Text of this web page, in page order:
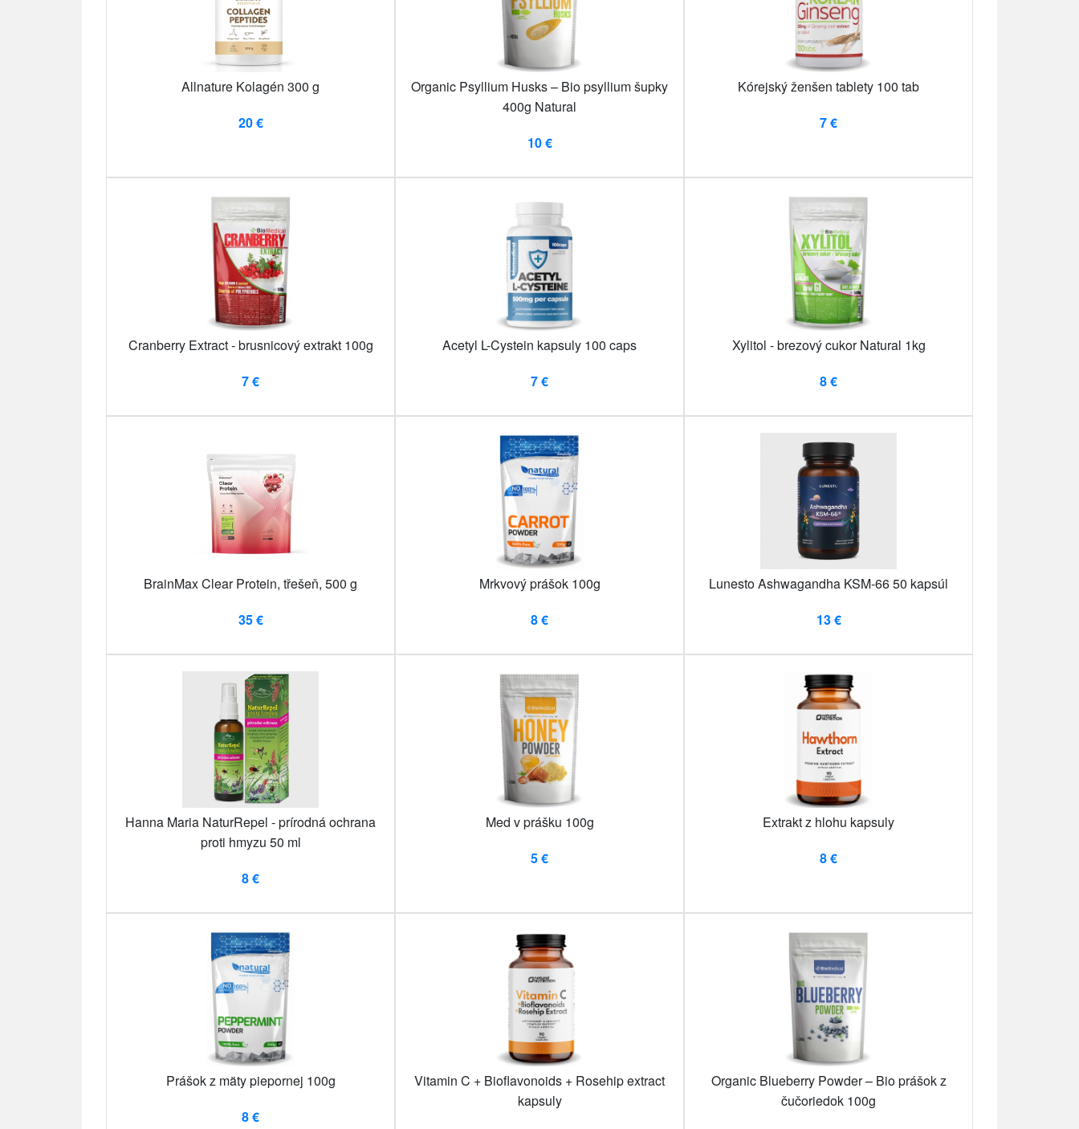
Allnature Kolagén 300 g
20 €
Organic Psyllium Husks – Bio psyllium šupky
400g Natural
10 €
Kórejský ženšen tablety 100 tab
7 €
Cranberry Extract - brusnicový extrakt 100g
7 €
Acetyl L-Cystein kapsuly 100 caps
7 €
Xylitol - brezový cukor Natural 1kg
8 €
BrainMax Clear Protein, třešeň, 500 g
35 €
Mrkvový prášok 100g
8 €
Lunesto Ashwagandha KSM-66 50 kapsúl
13 €
Hanna Maria NaturRepel - prírodná ochrana
proti hmyzu 50 ml
8 €
Med v prášku 100g
5 €
Extrakt z hlohu kapsuly
8 €
Prášok z mäty piepornej 100g
8 €
Vitamin C + Bioflavonoids + Rosehip extract
kapsuly
Organic Blueberry Powder – Bio prášok z
čučoriedok 100g